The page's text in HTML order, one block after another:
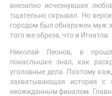
внезапно исчезнувшая
тщательно скрывал. Но
городом был обнаружен муж
того же обреза, что и Игнатов.
Николай Леонов, в
понаслышке знал, как
уголовные дела. Поэтому
захватывающая история с
неожиданным финалом.